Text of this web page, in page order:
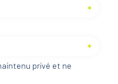
privé et ne